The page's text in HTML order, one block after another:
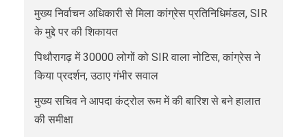
मुख्य निर्वाचन अधिकारी से मिला कांग्रेस प्रतिनिधिमंडल, SIR
के मुद्दे पर की शिकायत
पिथौरागढ़ में 30000 लोगों को SIR वाला नोटिस, कांग्रेस ने
किया प्रदर्शन, उठाए गंभीर सवाल
मुख्य सचिव ने आपदा कंट्रोल रूम में की बारिश से बने हालात
की समीक्षा